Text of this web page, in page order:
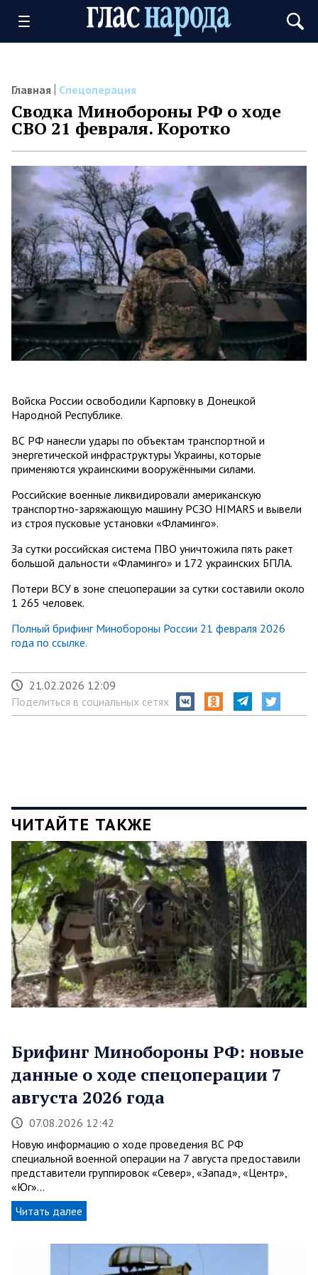
Главная Спецоперация
Сводка Минобороны РФ о ходе
СВО 21 февраля. Коротко
Войска России освободили Карповку в Донецкой
Народной Республике.
ВС РФ нанесли удары по объектам транспортной и
энергетической инфраструктуры Украины, которые
применяются украинскими вооружёнными силами.
Российские военные ликвидировали американскую
транспортно-заряжающую машину РСЗО HIMARS и вывели
из строя пусковые установки «Фламинго».
За сутки российская система ПВО уничтожила пять ракет
большой дальности «Фламинго» и 172 украинских БПЛА.
Потери ВСУ в зоне спецоперации за сутки составили около
1 265 человек.
Полный брифинг Минобороны России 21 февраля 2026
года по ссылке.
21.02.2026 12:09
Поделиться в социальных сетях
ЧИТАЙТЕ ТАКЖЕ
Брифинг Минобороны РФ: новые
данные о ходе спецоперации 7
августа 2026 года
07.08.2026 12:42
Новую информацию о ходе проведения ВС РФ
специальной военной операции на 7 августа предоставили
представители группировок «Север», «Запад», «Центр»,
«Юг»…
Читать далее